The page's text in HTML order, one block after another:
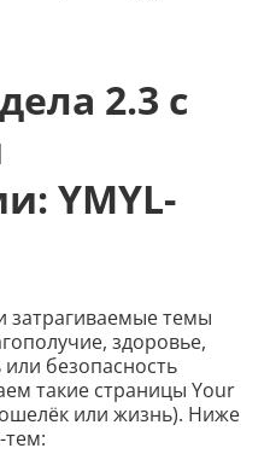
2.3 с
YMYL-
затрагиваемые темы
здоровье,
безопасность
такие страницы Your
или жизнь). Ниже